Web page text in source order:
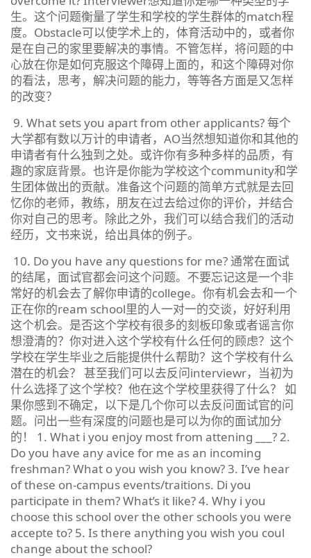
生。这个问题衡量了学生和学校的学生群体的match程
度。Obstacle可以使学术上的，体育活动中的，或者你
是在自己的家里要解决的事情。不管怎样，将问题的中
心放在你是如何克服这个障碍上面的，和这个障碍对你
的看法，思考，解决问题的能力，等等各方面是又怎样
的改变？
9. What sets you apart from other applicants? 每个
大学都有数以万计的申请者，AO当然想知道你和其他的
申请者有什么独到之处。或许你有多种多样的品质，有
趣的家庭背景。也许是你能为学校这个community和学
生团体做出的贡献。准备这个问题的简单方式就是去回
忆你的老师，教练，朋友在过去给过你的评价，并结合
你对自己的思考。除此之外，我们可以结合我们的活动
经历，文书来说，给出具体的例子。
10. Do you have any questions for me? 通常在面试
的结尾，面试官都会问这个问题。不要忘记这是一个非
常好的机会去了解你申请的college。你有机会去和一个
正在你的ream school里的人一对一的交谈，好好利用
这个机会。是否这个学校有很多的刻板印象或者谣言你
想澄清的？你对进入这个学校有什么任何的顾虑？这个
学校在学生毕业之后能提供什么帮助？这个学校有什么
潜在的机会？ 甚至我们可以去反问interviewr，当初为
什么选择了这个学校？他在这个学校里获得了什么？ 如
果你感到不确定，以下是几个你可以去反问面试官的问
题。问出一些有深度的问题也是可以为你的面试加分
的！ 1. What i you enjoy most from attening ___? 2.
Do you have any avice for me as an incoming
freshman? What o you wish you know? 3. I’ve hear
of these on-campus events/traitions. Di you
participate in them? What’s it like? 4. Why i you
choose this school over the other schools you were
accepte to? 5. Is there anything you wish you coul
change about the school?